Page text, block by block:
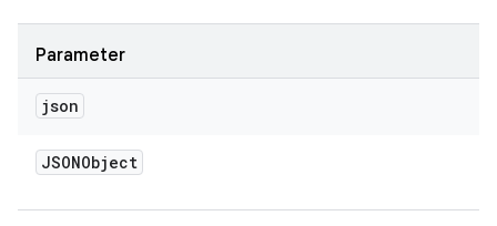
Parameter
json
JSONObject